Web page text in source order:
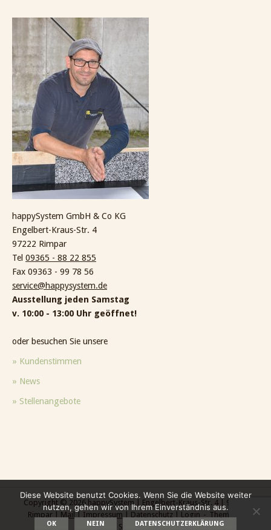
happySystem GmbH & Co KG
Engelbert-Kraus-Str. 4
97222 Rimpar
Tel 09365 - 88 22 855
Fax 09363 - 99 78 56
service@happysystem.de
Ausstellung jeden Samstag
v. 10:00 - 13:00 Uhr geöffnet!
oder besuchen Sie unsere
» Kundenstimmen
» News
» Stellenangebote
Copyright © 2026 happySystem | Engelbert-Kraus-Str. 4 | 97222
Rimpar | Mail | Impressum Datenschutz| Login
Theme by
SiteOrigin
Diese Website benutzt Cookies. Wenn Sie die Website weiter
nutzen, gehen wir von Ihrem Einverständnis aus.
OK NEIN DATENSCHUTZERKLÄRUNG